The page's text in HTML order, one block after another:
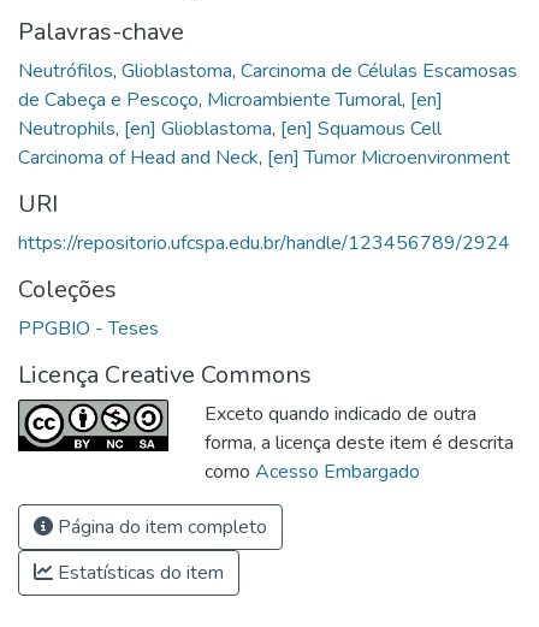
Palavras-chave
Neutrófilos, Glioblastoma, Carcinoma de Células Escamosas
de Cabeça e Pescoço, Microambiente Tumoral, [en]
Neutrophils, [en] Glioblastoma, [en] Squamous Cell
Carcinoma of Head and Neck, [en] Tumor Microenvironment
URI
https://repositorio.ufcspa.edu.br/handle/123456789/2924
Coleções
PPGBIO - Teses
Licença Creative Commons
Exceto quando indicado de outra
forma, a licença deste item é descrita
como Acesso Embargado
Página do item completo
Estatísticas do item